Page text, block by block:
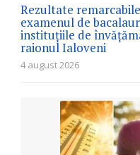
Rezultate
examenul de
instituțiile de
raionul Ialoveni
4 august 2026